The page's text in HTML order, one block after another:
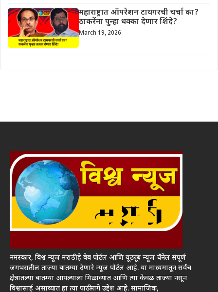
महाराष्ट्रात ऑपरेशन टायगरची चर्चा का?
ठाकरेंना पुन्हा धक्का देणार शिंदे?
March 19, 2026
नमस्कार, विश्व न्यूज मराठी हे वेब पोर्टल आणि यूट्यूब न्यूज चॅनेल संपूर्ण
जगभरातील ताज्या बातम्या देणारे न्यूज पोर्टल आहे. या माध्यमातून सर्वच
क्षेत्रातल्या बातम्या आपल्याला मिळाव्यात आणि त्या केवळ ताज्या नसून
विश्वासार्ह असाव्यात हा त्या पाठीमागे उद्देश आहे. सामाजिक,